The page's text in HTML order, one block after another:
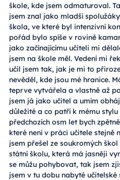
škole, kde jsem odmaturoval.
jsem znal jako mladší
škola, ve které byl intenzivní
pořád bylo spíše v rovině
jako začínajícímu učiteli mi
jsem na škole měl. Vedení mi
učil jsem tak, jak je mi to
nevěděl, kde jsou mé hranice.
teprve vytvářela a vlastně až
jsem já jako učitel a umím
důležité a co patří k mému
předchozích osm let bych
které není v práci učitele stejně
jsem přešel ze soukromých
státní školu, která má jasněji
se můžu pohybovat, tak jsem
jsem v tu dobu nabyté